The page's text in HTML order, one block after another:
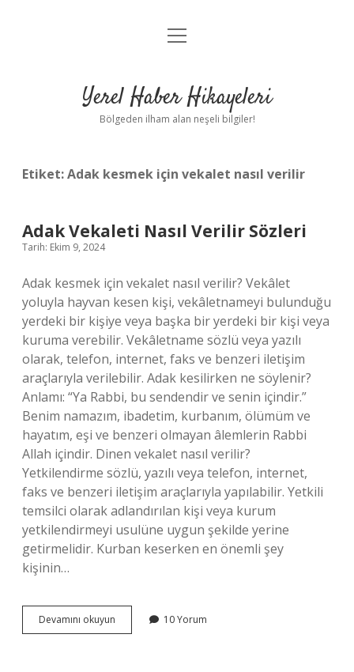
Anasayfa
Yasal Uyarı
menüyü
Yerel Haber Hikayeleri
Bölgeden ilham alan neşeli bilgiler!
Etiket:Adak kesmek için vekalet nasıl verilir
Adak Vekaleti Nasıl Verilir Sözleri
Tarih: Ekim 9, 2024
Adak kesmek için vekalet nasıl verilir? Vekâlet
yoluyla hayvan kesen kişi, vekâletnameyi bulunduğu
yerdeki bir kişiye veya başka bir yerdeki bir kişi veya
kuruma verebilir. Vekâletname sözlü veya yazılı
olarak, telefon, internet, faks ve benzeri iletişim
araçlarıyla verilebilir. Adak kesilirken ne söylenir?
Anlamı: “Ya Rabbi, bu sendendir ve senin içindir.”
Benim namazım, ibadetim, kurbanım, ölümüm ve
hayatım, eşi ve benzeri olmayan âlemlerin Rabbi
Allah içindir. Dinen vekalet nasıl verilir?
Yetkilendirme sözlü, yazılı veya telefon, internet,
faks ve benzeri iletişim araçlarıyla yapılabilir. Yetkili
temsilci olarak adlandırılan kişi veya kurum
yetkilendirmeyi usulüne uygun şekilde yerine
getirmelidir. Kurban keserken en önemli şey
kişinin…
Devamını okuyun
Vekaleti
10 Yorum